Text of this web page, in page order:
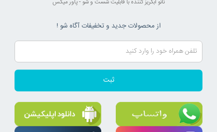
نانو آبگریز کننده با قابلیت شست و شو - پاور میکس
از محصولات جدید و تخفیفات آگاه شو !
ثبت